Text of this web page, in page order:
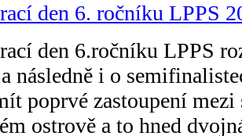
den 6. ročníku LPPS
den 6.ročníku LPPS
následně i o
poprvé zastoupení
ostrově a to hned